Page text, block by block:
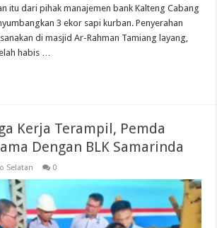
itu dari pihak manajemen bank Kalteng Cabang
3 ekor sapi kurban. Penyerahan
di masjid Ar-Rahman Tamiang layang,
habis …
Kerja Terampil, Pemda
Dengan BLK Samarinda
Selatan 0